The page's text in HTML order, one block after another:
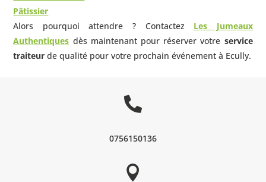
Pâtissier
Alors pourquoi attendre ? Contactez Les Jumeaux
Authentiques dès maintenant pour réserver votre service
traiteur de qualité pour votre prochain événement à Ecully.

0756150136
